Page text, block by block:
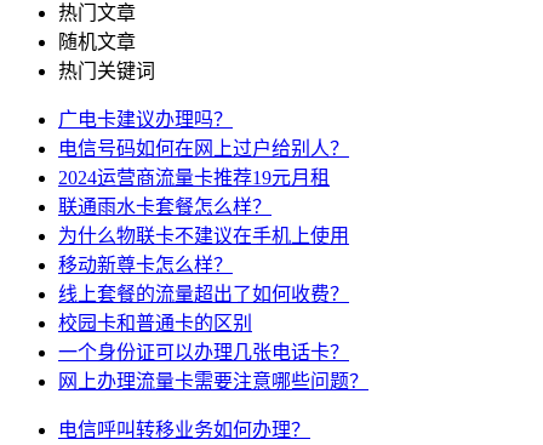
热门文章
随机文章
热门关键词
广电卡建议办理吗？
电信号码如何在网上过户给别人？
2024运营商流量卡推荐19元月租
联通雨水卡套餐怎么样？
为什么物联卡不建议在手机上使用
移动新尊卡怎么样？
线上套餐的流量超出了如何收费？
校园卡和普通卡的区别
一个身份证可以办理几张电话卡？
网上办理流量卡需要注意哪些问题？
电信呼叫转移业务如何办理？